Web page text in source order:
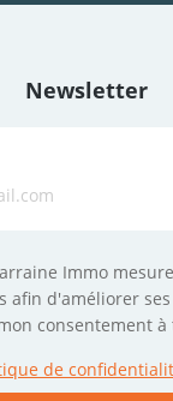
Newsletter
Immo
afin d'améliorer
consentement
de